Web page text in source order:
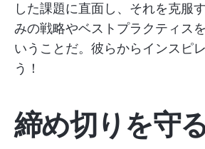
した課題に直面し、それを克服
みの戦略やベストプラクティス
いうことだ。彼らからインスピ
う！
締め切りを守